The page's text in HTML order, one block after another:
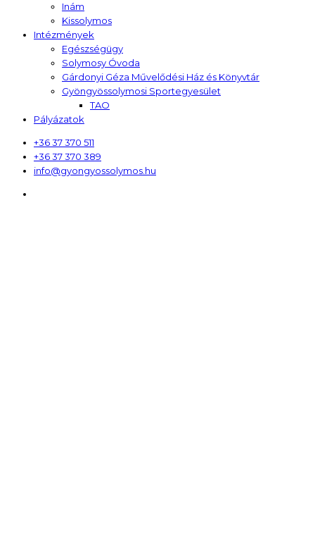
Inám
Kissolymos
Intézmények
Egészségügy
Solymosy Óvoda
Gárdonyi Géza Művelődési Ház és Könyvtár
Gyöngyössolymosi Sportegyesület
TAO
Pályázatok
+36 37 370 511
+36 37 370 389
info@gyongyossolymos.hu